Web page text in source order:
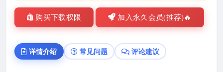
购买下载权限 加入永久会员(推荐)🔥
详情介绍 常见问题 评论建议